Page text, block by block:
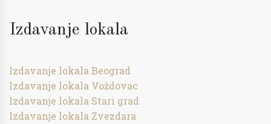
Izdavanje lokala
Izdavanje lokala Beograd
Izdavanje lokala Voždovac
Izdavanje lokala Stari grad
Izdavanje lokala Zvezdara